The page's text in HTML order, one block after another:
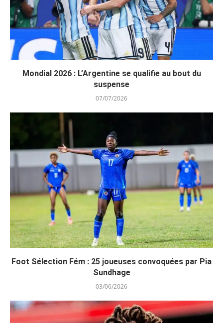
Mondial 2026 : L’Argentine se qualifie au bout du
suspense
07/07/2026
Foot Sélection Fém : 25 joueuses convoquées par Pia
Sundhage
03/06/2026